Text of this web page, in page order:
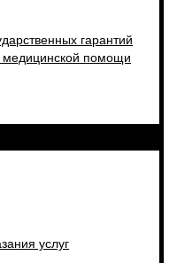
гарантий
медицинской помощи
услуг